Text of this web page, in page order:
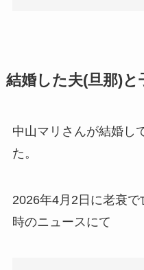
結婚した夫(旦那)と
中山マリさんが結婚し
た。
2026年4月2日に老衰
時のニュースにて